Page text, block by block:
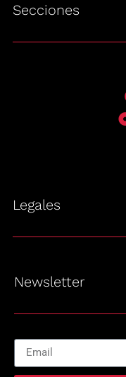
Secciones
Legales
Newsletter